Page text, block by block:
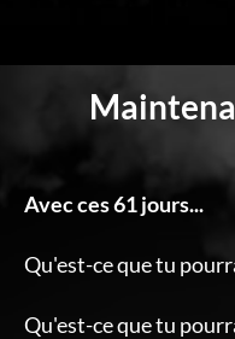
Avec ces 61 jours...
Qu'est-ce que tu
Qu'est-ce que tu